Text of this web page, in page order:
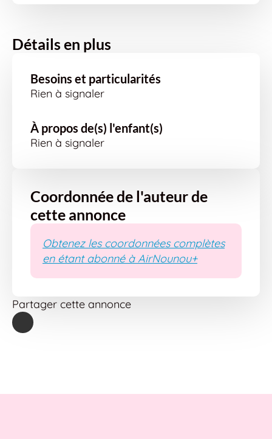
Détails en plus
Besoins et particularités
Rien à signaler
À propos de(s) l'enfant(s)
Rien à signaler
Coordonnée de l'auteur de
cette annonce
Obtenez les coordonnées complètes
en étant abonné à AirNounou+
Partager cette annonce